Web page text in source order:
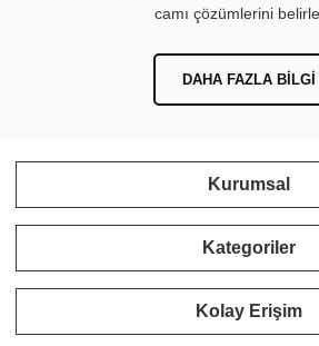
camı çözümlerini
DAHA FAZLA BILGI
Kurumsal
Kategoriler
Kolay Erişim